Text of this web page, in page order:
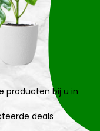
producten bij u in
deals